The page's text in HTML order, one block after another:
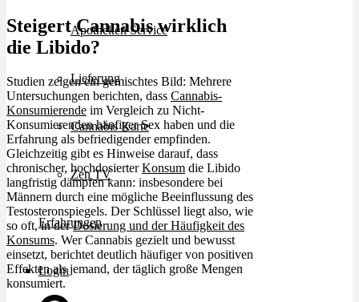
Apotheken Service
Lieferung
Cannabis Karte
Zen TV
Erfahrungen
Login
Steigert Cannabis wirklich
die Libido?
Studien zeigen ein gemischtes Bild: Mehrere
Untersuchungen berichten, dass Cannabis-
Konsumierende im Vergleich zu Nicht-
Konsumierenden häufiger Sex haben und die
Erfahrung als befriedigender empfinden.
Gleichzeitig gibt es Hinweise darauf, dass
chronischer, hochdosierterKonsum die Libido
langfristig dämpfen kann: insbesondere bei
Männern durch eine mögliche Beeinflussung des
Testosteronspiegels. Der Schlüssel liegt also, wie
so oft, in derDosierung und der Häufigkeit des
Konsums. Wer Cannabis gezielt und bewusst
einsetzt, berichtet deutlich häufiger von positiven
Effekten als jemand, der täglich große Mengen
konsumiert.